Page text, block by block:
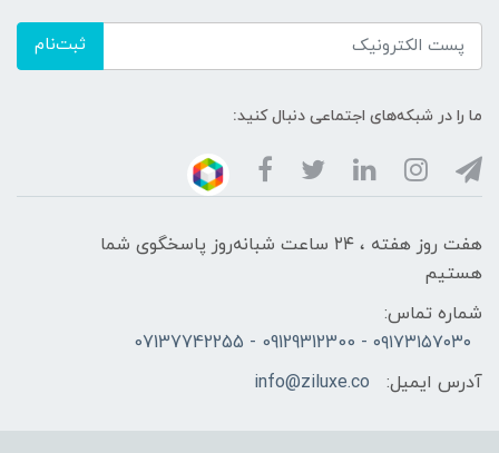
ثبت‌نام
ما را در شبکه‌های اجتماعی دنبال کنید:
هفت روز هفته ، ۲۴ ساعت شبانه‌روز پاسخگوی شما
هستیم
شماره تماس:
۰۹۱۷۳۱۵۷۰۳۰ - 09129312300 - 07137742255
آدرس ایمیل:
info@ziluxe.co